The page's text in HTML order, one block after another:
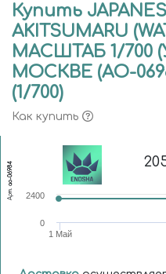
Купить
AKITSUMARU
МАСШТАБ 1/700
МОСКВЕ (AO-
(1/700)
Как купить
Арт.
ao-06984
1 Май
0
2400